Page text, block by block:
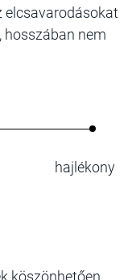
elcsavarodásokat
hosszában nem
hajlékony
köszönhetően